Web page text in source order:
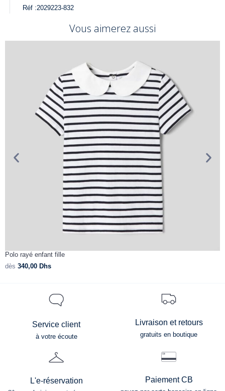
Réf :2029223-832
Vous aimerez aussi
Polo rayé enfant fille
dès 340,00 Dhs
Service client
à votre écoute
Livraison et retours
gratuits en boutique
L'e-réservation Paiement CB